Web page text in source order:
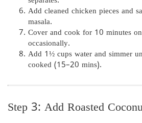
Add cleaned chicken pieces and
masala.
Cover and cook for 10 minutes
occasionally.
Add 1½ cups water and simmer
cooked (15–20 mins).
Step 3: Add Roasted